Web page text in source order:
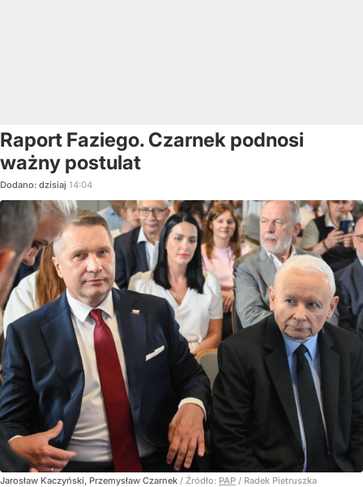
Raport Faziego. Czarnek podnosi
ważny postulat
Dodano: dzisiaj 14:04
Jarosław Kaczyński, Przemysław Czarnek / Źródło: PAP / Radek Pietruszka